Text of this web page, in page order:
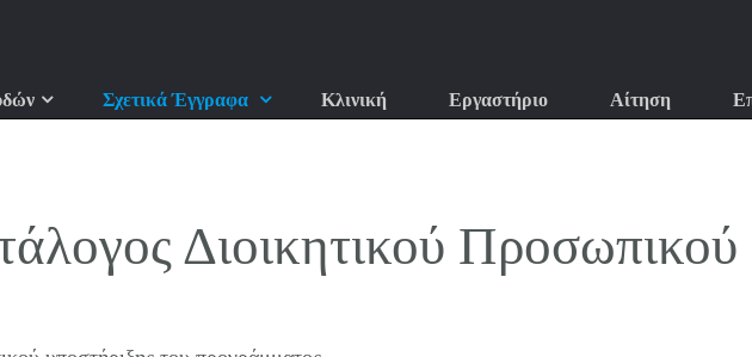
Σχετικά Έγγραφα Κλινική Εργαστήριο Αίτηση
Διοικητικού Προσωπικού